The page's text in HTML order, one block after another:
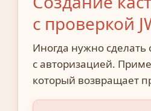
с проверкой
Иногда нужно сделать
с авторизацией.
который возвращает